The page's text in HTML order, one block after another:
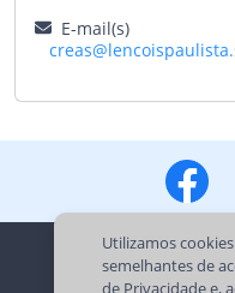
E-mail(s)
Utilizamos
semelhantes de
de Privacidadee,